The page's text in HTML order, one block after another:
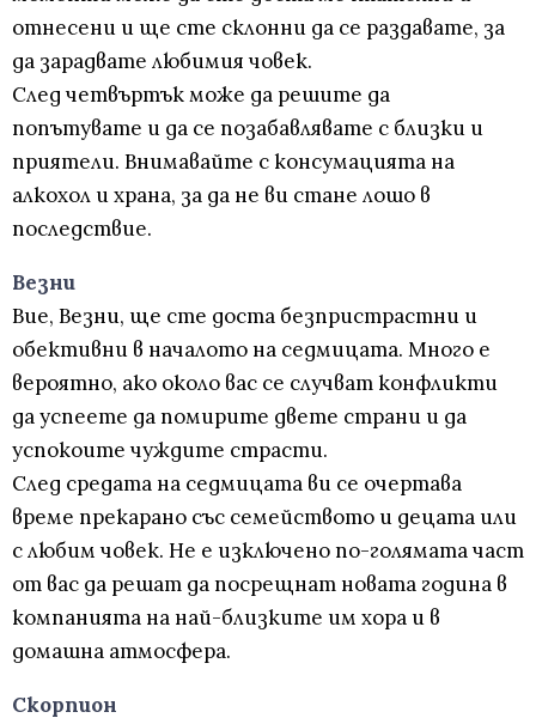
отнесени и ще сте склонни да се раздавате, за
да зарадвате любимия човек.
След четвъртък може да решите да
попътувате и да се позабавлявате с близки и
приятели. Внимавайте с консумацията на
алкохол и храна, за да не ви стане лошо в
последствие.
Везни
Вие, Везни, ще сте доста безпристрастни и
обективни в началото на седмицата. Много е
вероятно, ако около вас се случват конфликти
да успеете да помирите двете страни и да
успокоите чуждите страсти.
След средата на седмицата ви се очертава
време прекарано със семейството и децата или
с любим човек. Не е изключено по-голямата част
от вас да решат да посрещнат новата година в
компанията на най-близките им хора и в
домашна атмосфера.
Скорпион